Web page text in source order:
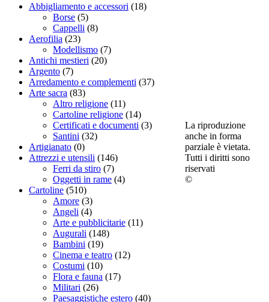
Abbigliamento e accessori (18)
Borse (5)
Cappelli (8)
Aerofilia (23)
Modellismo (7)
Antichi mestieri (20)
Argento (7)
Arredamento e complementi (37)
Arte sacra (83)
Altro religione (11)
Cartoline religione (14)
Certificati e documenti (3)
Santini (32)
Artigianato (0)
Attrezzi e utensili (146)
Ferri da stiro (7)
Oggetti in rame (4)
Cartoline (510)
Amore (3)
Angeli (4)
Arte e pubblicitarie (11)
Augurali (148)
Bambini (19)
Cinema e teatro (12)
Costumi (10)
Flora e fauna (17)
Militari (26)
Paesaggistiche estero (40)
La riproduzione
anche in forma
parziale è vietata.
Tutti i diritti sono
riservati
©